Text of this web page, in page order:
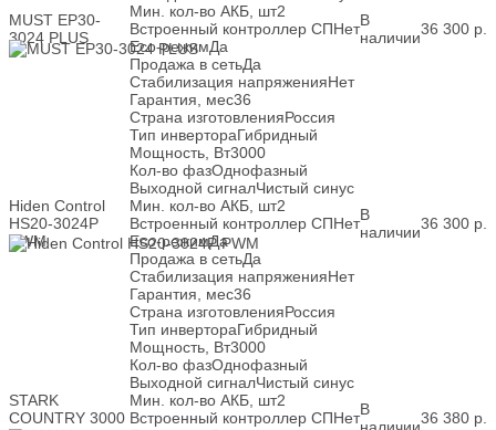
MUST EP30-
3024 PLUS
Мин. кол-во АКБ, шт2
Встроенный контроллер СПНет
Eco-режимДа
Продажа в сетьДа
Стабилизация напряженияНет
Гарантия, мес36
Страна изготовленияРоссия
В
наличии36 300 р.
Hiden Control
HS20-3024P
PWM
Тип инвертораГибридный
Мощность, Вт3000
Кол-во фазОднофазный
Выходной сигналЧистый синус
Мин. кол-во АКБ, шт2
Встроенный контроллер СПНет
Eco-режимДа
Продажа в сетьДа
Стабилизация напряженияНет
Гарантия, мес36
Страна изготовленияРоссия
В
наличии36 300 р.
STARK
COUNTRY 3000
Тип инвертораГибридный
Мощность, Вт3000
Кол-во фазОднофазный
Выходной сигналЧистый синус
Мин. кол-во АКБ, шт2
Встроенный контроллер СПНетВ
36 380 р.